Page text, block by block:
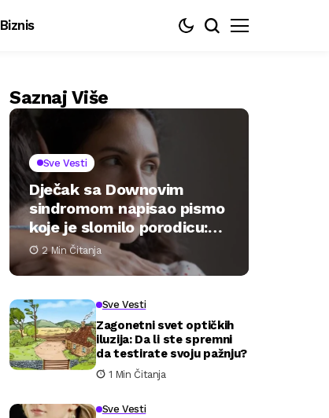
Biznis
Saznaj Više
Sve Vesti
Dječak sa Downovim
sindromom napisao pismo
koje je slomilo porodicu:
„Samo želim biti željen“
2 Min Čitanja
Sve Vesti
Zagonetni svet optičkih
iluzija: Da li ste spremni
da testirate svoju pažnju?
1 Min Čitanja
Sve Vesti